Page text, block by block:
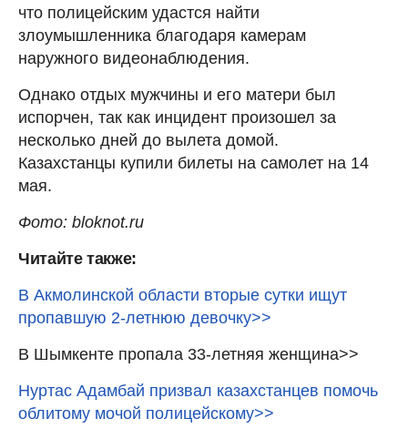
что полицейским удастся найти
злоумышленника благодаря камерам
наружного видеонаблюдения.
Однако отдых мужчины и его матери был
испорчен, так как инцидент произошел за
несколько дней до вылета домой.
Казахстанцы купили билеты на самолет на 14
мая.
Фото: bloknot.ru
Читайте также:
В Акмолинской области вторые сутки ищут
пропавшую 2-летнюю девочку>>
В Шымкенте пропала 33-летняя женщина>>
Нуртас Адамбай призвал казахстанцев помочь
облитому мочой полицейскому>>